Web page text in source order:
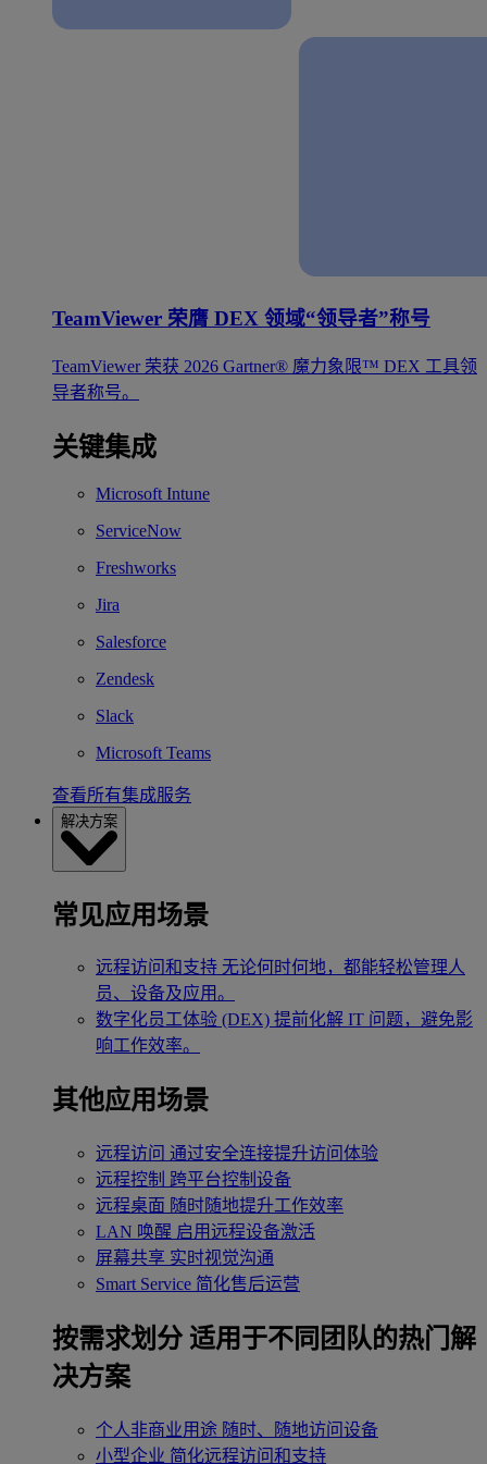
TeamViewer 荣膺 DEX 领域“领导者”称号
TeamViewer 荣获 2026 Gartner® 魔力象限™ DEX 工具领
导者称号。
关键集成
Microsoft Intune
ServiceNow
Freshworks
Jira
Salesforce
Zendesk
Slack
Microsoft Teams
查看所有集成服务
解决方案
常见应用场景
远程访问和支持 无论何时何地，都能轻松管理人
员、设备及应用。
数字化员工体验 (DEX) 提前化解 IT 问题，避免影
响工作效率。
其他应用场景
远程访问 通过安全连接提升访问体验
远程控制 跨平台控制设备
远程桌面 随时随地提升工作效率
LAN 唤醒 启用远程设备激活
屏幕共享 实时视觉沟通
Smart Service 简化售后运营
按需求划分 适用于不同团队的热门解
决方案
个人非商业用途 随时、随地访问设备
小型企业 简化远程访问和支持